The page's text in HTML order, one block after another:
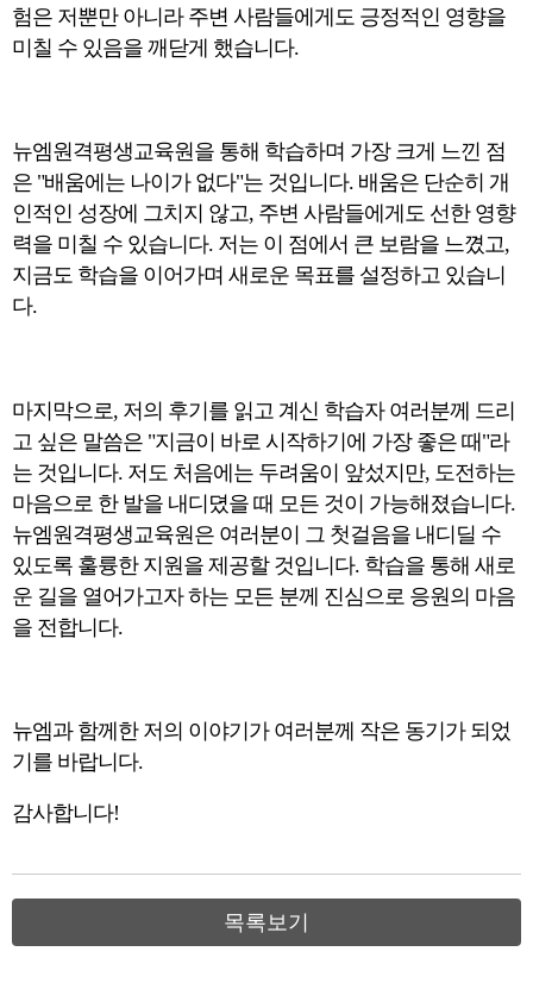
험은 저뿐만 아니라 주변 사람들에게도 긍정적인 영향을
미칠 수 있음을 깨닫게 했습니다.
뉴엠원격평생교육원을 통해 학습하며 가장 크게 느낀 점
은 "배움에는 나이가 없다"는 것입니다. 배움은 단순히 개
인적인 성장에 그치지 않고, 주변 사람들에게도 선한 영향
력을 미칠 수 있습니다. 저는 이 점에서 큰 보람을 느꼈고,
지금도 학습을 이어가며 새로운 목표를 설정하고 있습니
다.
마지막으로, 저의 후기를 읽고 계신 학습자 여러분께 드리
고 싶은 말씀은 "지금이 바로 시작하기에 가장 좋은 때"라
는 것입니다. 저도 처음에는 두려움이 앞섰지만, 도전하는
마음으로 한 발을 내디뎠을 때 모든 것이 가능해졌습니다.
뉴엠원격평생교육원은 여러분이 그 첫걸음을 내디딜 수
있도록 훌륭한 지원을 제공할 것입니다. 학습을 통해 새로
운 길을 열어가고자 하는 모든 분께 진심으로 응원의 마음
을 전합니다.
뉴엠과 함께한 저의 이야기가 여러분께 작은 동기가 되었
기를 바랍니다.
감사합니다!
목록보기